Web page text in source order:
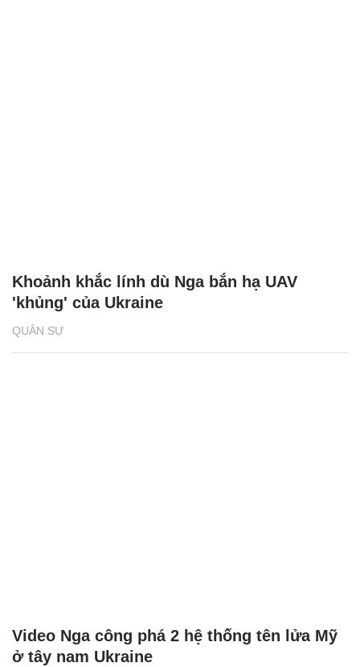
QUÂN SỰ
Khoảnh khắc lính dù Nga bắn hạ UAV
'khủng' của Ukraine
Video Nga công phá 2 hệ thống tên lửa Mỹ
ở tây nam Ukraine